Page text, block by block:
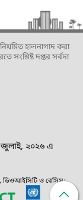
হালনাগাদ করা
সংশ্লিষ্ট দপ্তর সর্বদা
জুলাই, ২০২৬ এ
ডিওআইসিটি ও বেসিস।